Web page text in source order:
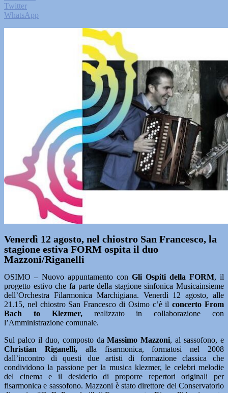
Twitter
WhatsApp
Venerdì 12 agosto, nel chiostro San Francesco, la
stagione estiva FORM ospita il duo
Mazzoni/Riganelli
OSIMO – Nuovo appuntamento con Gli Ospiti della FORM, il
progetto estivo che fa parte della stagione sinfonica Musicainsieme
dell’Orchestra Filarmonica Marchigiana. Venerdì 12 agosto, alle
21.15, nel chiostro San Francesco di Osimo c’è il concerto From
Bach to Klezmer,realizzato in collaborazione con
l’Amministrazione comunale.
Sul palco il duo, composto daMassimo Mazzoni, al sassofono, e
Christian Riganelli,alla fisarmonica, formatosi nel 2008
dall’incontro di questi due artisti di formazione classica che
condividono la passione per la musica klezmer, le celebri melodie
del cinema e il desiderio di proporre repertori originali per
fisarmonica e sassofono. Mazzoni è stato direttore del Conservatorio